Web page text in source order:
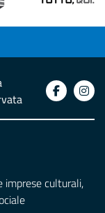
imprese culturali,